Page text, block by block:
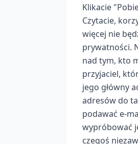
Klikacie
Czytacie,
więcej nie
prywatności.
nad tym, kto
przyjaciel,
jego główny
adresów do
podawać e-
wypróbować
czegoś